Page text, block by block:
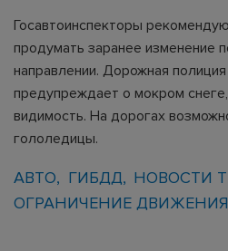
Госавтоинспекторы
продумать заранее изменение
направлении. Дорожная
предупреждает о мокром
видимость. На дорогах
гололедицы.
АВТО ГИБДД
НОВОСТИ
ОГРАНИЧЕНИЕ ДВИЖЕНИЯ